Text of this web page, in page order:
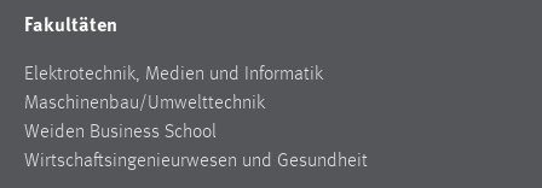
Fakultäten
Elektrotechnik, Medien und Informatik
Maschinenbau/Umwelttechnik
Weiden Business School
Wirtschaftsingenieurwesen und Gesundheit
30 Tage
Chat
Name:
MibewSessionID, MIBEW_UserID, mibew_locale, mibew-